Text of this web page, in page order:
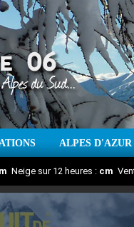
ALPES D'AZUR
m Neige sur 12 heures : cm